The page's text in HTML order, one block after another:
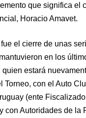
que significa el
Horacio Amavet.
el cierre de unas
en los
quien estará
Torneo, con el Auto
(ente
con Autoridades de la